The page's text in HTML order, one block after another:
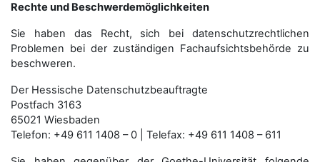
Rechte und Beschwerdemöglichkeiten
Sie haben das Recht, sich bei datenschutzrechtlichen
Problemen bei der zuständigen Fachauf­sichts­behörde zu
beschweren.
Der Hessische Datenschutzbeauftragte
Postfach 3163
65021 Wiesbaden
Telefon: +49 611 1408 – 0 | Telefax: +49 611 1408 – 611